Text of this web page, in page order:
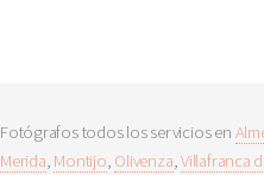
Fotógrafos todos los servicios en
Merida, Montijo, Olivenza,Villafranca